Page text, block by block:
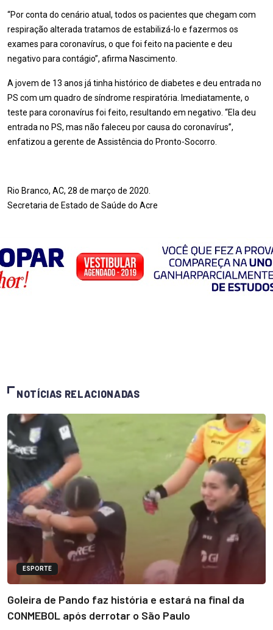
“Por conta do cenário atual, todos os pacientes que chegam com
respiração alterada tratamos de estabilizá-lo e fazermos os
exames para coronavírus, o que foi feito na paciente e deu
negativo para contágio”, afirma Nascimento.
A jovem de 13 anos já tinha histórico de diabetes e deu entrada no
PS com um quadro de síndrome respiratória. Imediatamente, o
teste para coronavírus foi feito, resultando em negativo. “Ela deu
entrada no PS, mas não faleceu por causa do coronavírus”,
enfatizou a gerente de Assistência do Pronto-Socorro.
Rio Branco, AC, 28 de março de 2020.
Secretaria de Estado de Saúde do Acre
NOTÍCIAS RELACIONADAS
ESPORTE
Goleira de Pando faz história e estará na final da
CONMEBOL após derrotar o São Paulo